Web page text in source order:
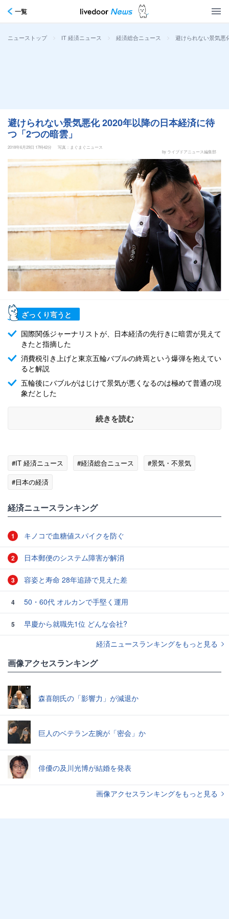
一覧
ニューストップ > IT 経済ニュース > 経済総合ニュース > 避けられない景気悪
避けられない景気悪化 2020年以降の日本経済に待
つ「2つの暗雲」
2018年6月29日 17時42分
写真：まぐまぐニュース
by ライブドアニュース編集部
ざっくり言うと
国際関係ジャーナリストが、日本経済の先行きに暗雲が見えて
きたと指摘した
消費税引き上げと東京五輪バブルの終焉という爆弾を抱えてい
ると解説
五輪後にバブルがはじけて景気が悪くなるのは極めて普通の現
象だとした
続きを読む
#IT 経済ニュース #経済総合ニュース
#景気・不景気
#日本の経済
経済ニュースランキング
1 キノコで血糖値スパイクを防ぐ
2 日本郵便のシステム障害が解消
3 容姿と寿命 28年追跡で見えた差
4 50・60代 オルカンで手堅く運用
5
早慶から就職先1位 どんな会社?
経済ニュースランキングをもっと見る
画像アクセスランキング
森喜朗氏の「影響力」が減退か
巨人のベテラン左腕が「密会」か
俳優の及川光博が結婚を発表
画像アクセスランキングをもっと見る